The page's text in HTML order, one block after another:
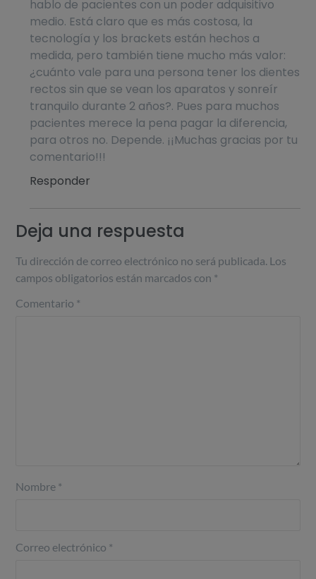
hablo de pacientes con un poder adquisitivo
medio. Está claro que es más costosa, la
tecnología y los brackets están hechos a
medida, pero también tiene mucho más valor:
¿cuánto vale para una persona tener los dientes
rectos sin que se vean los aparatos y sonreír
tranquilo durante 2 años?. Pues para muchos
pacientes merece la pena pagar la diferencia,
para otros no. Depende. ¡¡Muchas gracias por tu
comentario!!!
Responder
Deja una respuesta
Tu dirección de correo electrónico no será publicada. Los
campos obligatorios están marcados con *
Comentario *
Nombre *
Correo electrónico *